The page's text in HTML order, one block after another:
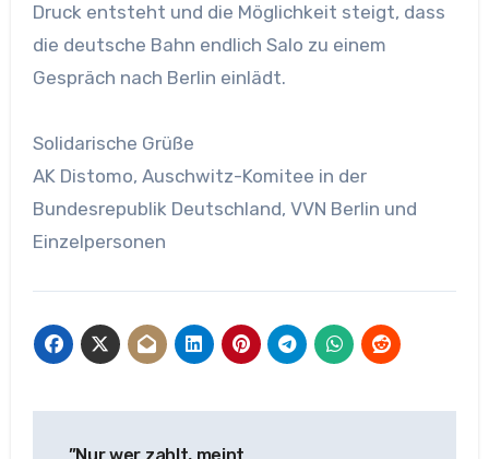
Druck entsteht und die Möglichkeit steigt, dass
die deutsche Bahn endlich Salo zu einem
Gespräch nach Berlin einlädt.
Solidarische Grüße
AK Distomo, Auschwitz-Komitee in der
Bundesrepublik Deutschland, VVN Berlin und
Einzelpersonen